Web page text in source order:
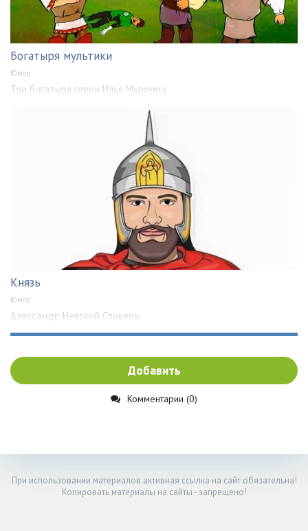
Богатыря мультики
Юмор
Три богатыря герои Илья Муромец
Князь
Юмор
Александр Невский Стикеры
Добавить
Комментарии (0)
При использовании материалов активная ссылка на сайт обязательна!
Копировать материалы на сайты - запрещено!